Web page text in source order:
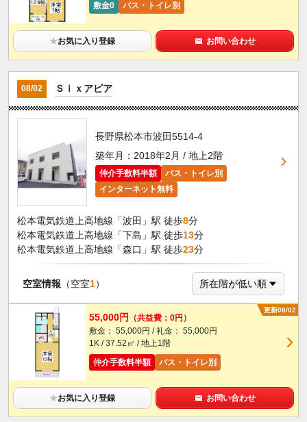
敷金0
バス・トイレ別
★お気に入り登録 お問い合わせ
08/02 Ｓｉｘアピア
長野県松本市波田5514-4
築年月：2018年2月 / 地上2階
仲介手数料半額
バス・トイレ別
インターネット無料
松本電気鉄道上高地線「波田」駅 徒歩8分
松本電気鉄道上高地線「下島」駅 徒歩13分
松本電気鉄道上高地線「森口」駅 徒歩23分
空室情報 （空室1）
更新08/02
55,000円
（共益費：0円）
敷金： 55,000円 / 礼金： 55,000円
1K / 37.52㎡ / 地上1階
仲介手数料半額
バス・トイレ別
★お気に入り登録 お問い合わせ